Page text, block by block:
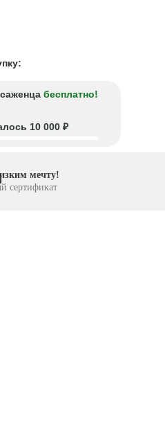
зон
бесплатно!
10 000 ₽
мечту!
сертификат